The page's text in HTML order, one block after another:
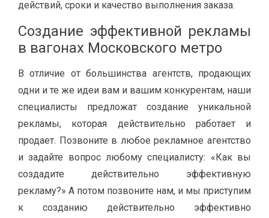
действий, сроки и качество выполнения заказа.
Создание эффективной рекламы
в вагонах Московского метро
В отличие от большинства агентств, продающих
одни и те же идеи вам и вашим конкурентам, наши
специалисты предложат создание уникальной
рекламы, которая действительно работает и
продает. Позвоните в любое рекламное агентство
и задайте вопрос любому специалисту: «Как вы
создадите действительно эффективную
рекламу?» А потом позвоните нам, и мы приступим
к созданию действительно эффективно